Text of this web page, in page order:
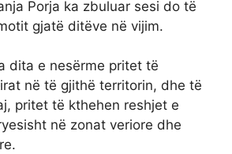
Porja ka zbuluar sesi do të
gjatë ditëve në vijim.
dita e nesërme pritet të
në të gjithë territorin, dhe të
pritet të kthehen reshjet e
në zonat veriore dhe